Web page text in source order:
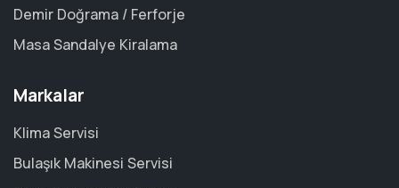
Demir Doğrama / Ferforje
Masa Sandalye Kiralama
Markalar
Klima Servisi
Bulaşık Makinesi Servisi